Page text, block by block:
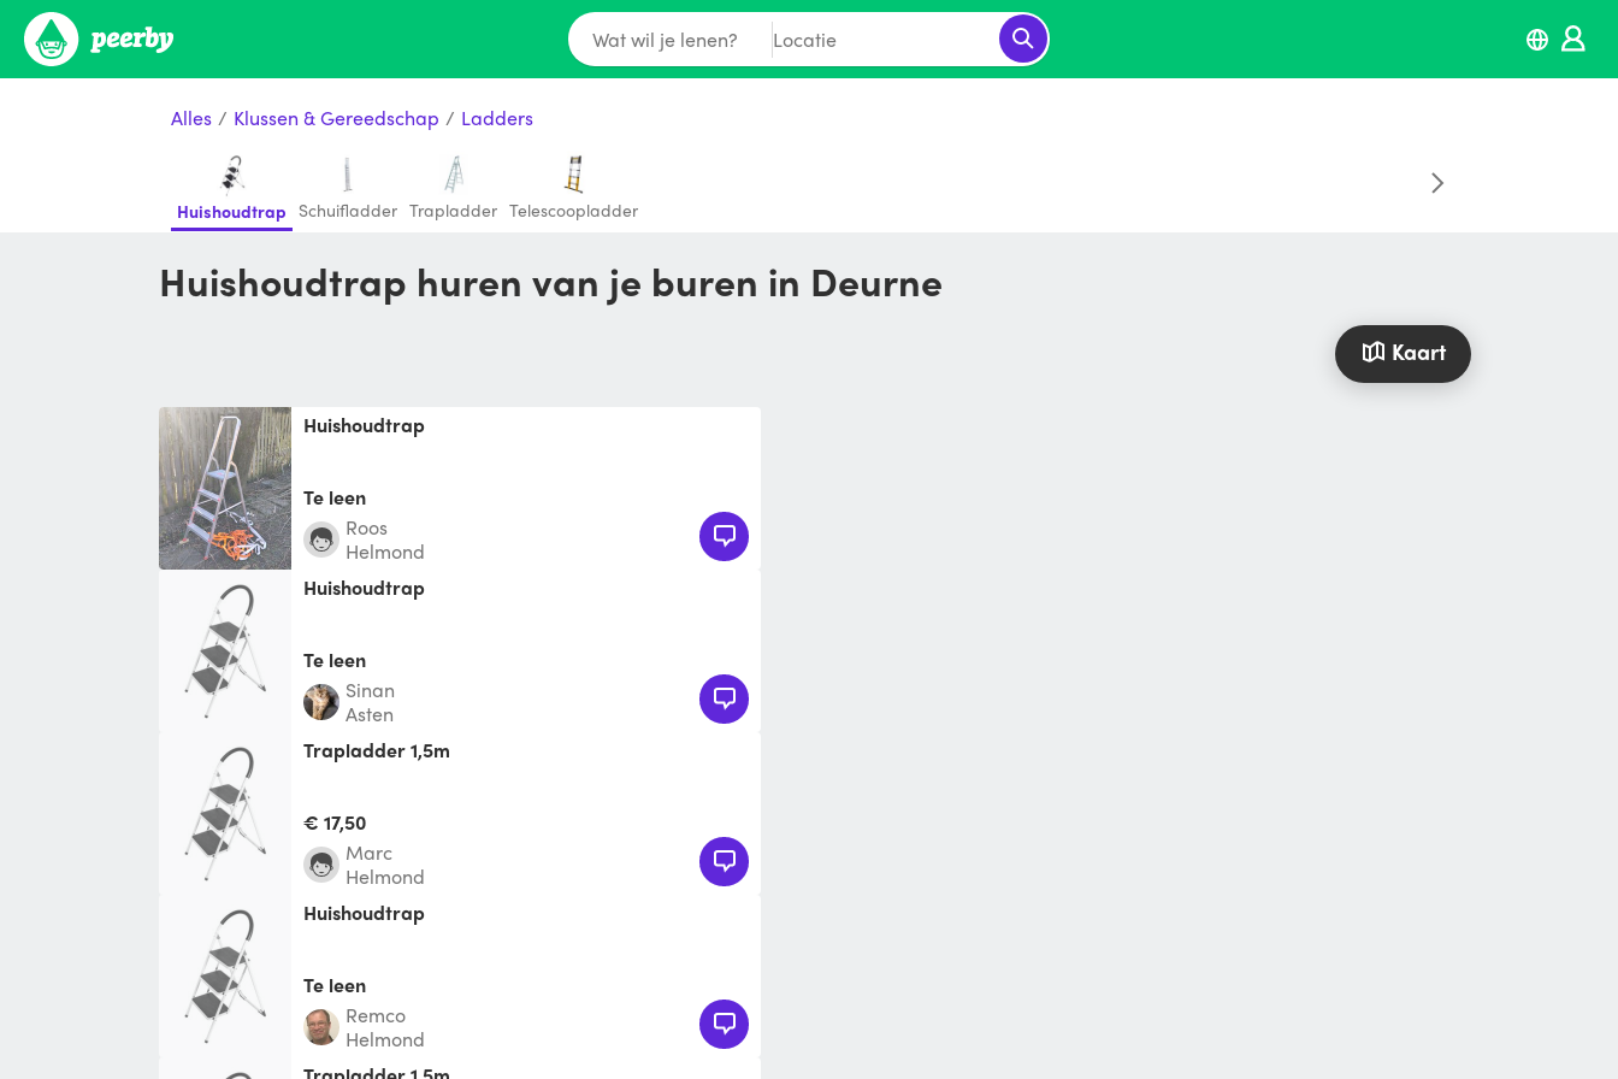
Wat wil je lenen? Locatie
Alles / Klussen & Gereedschap / Ladders
Huishoudtrap Schuifladder Trapladder Telescoopladder
Huishoudtrap huren van je buren in Deurne
Kaart
Huishoudtrap
Te leen
Roos
Helmond
Huishoudtrap
Te leen
Sinan
Asten
trapladder 1,5m
€ 17,50
Marc
Helmond
Huishoudtrap
Te leen
Remco
Helmond